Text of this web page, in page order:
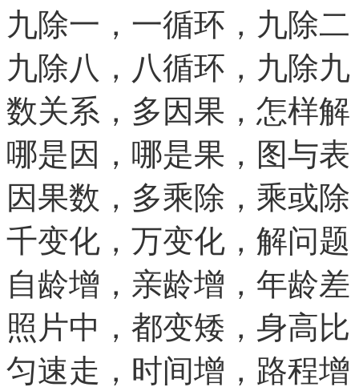
九除一，一循环，九除
九除八，八循环，九除
数关系，多因果，怎样
哪是因，哪是果，图与
因果数，多乘除，乘或
千变化，万变化，解问
自龄增，亲龄增，年龄
照片中，都变矮，身高
匀速走，时间增，路程